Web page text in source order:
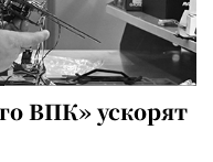
ВПК» ускорят